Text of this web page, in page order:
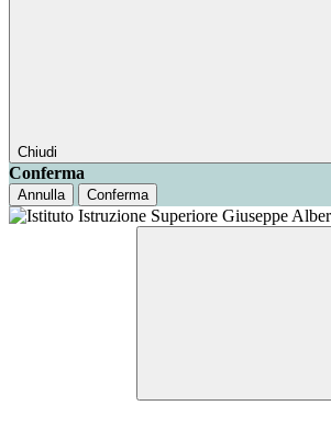
Chiudi
Conferma
Annulla Conferma